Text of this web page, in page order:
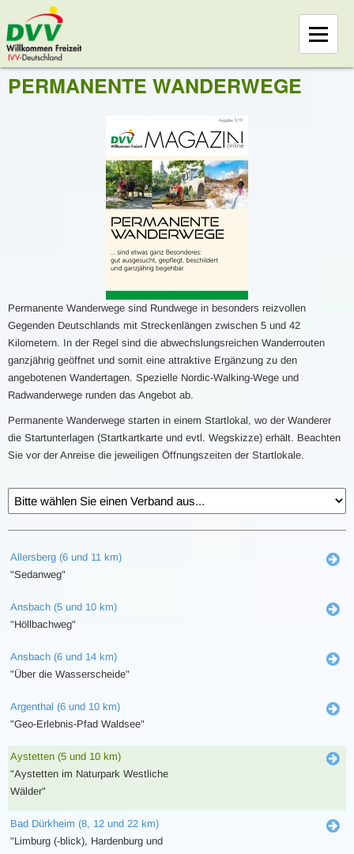
PERMANENTE WANDERWEGE
Permanente Wanderwege sind Rundwege in besonders reizvollen
Gegenden Deutschlands mit Streckenlängen zwischen 5 und 42
Kilometern. In der Regel sind die abwechslungsreichen Wanderrouten
ganzjährig geöffnet und somit eine attraktive Ergänzung zu den
angebotenen Wandertagen. Spezielle Nordic-Walking-Wege und
Radwanderwege runden das Angebot ab.
Permanente Wanderwege starten in einem Startlokal, wo der Wanderer
die Startunterlagen (Startkartkarte und evtl. Wegskizze) erhält. Beachten
Sie vor der Anreise die jeweiligen Öffnungszeiten der Startlokale.
Allersberg (6 und 11 km)
"Sedanweg"
Ansbach (5 und 10 km)
"Höllbachweg"
Ansbach (6 und 14 km)
"Über die Wasserscheide"
Argenthal (6 und 10 km)
"Geo-Erlebnis-Pfad Waldsee"
Aystetten (5 und 10 km)
"Aystetten im Naturpark Westliche
Wälder"
Bad Dürkheim (8, 12 und 22 km)
"Limburg (-blick), Hardenburg und